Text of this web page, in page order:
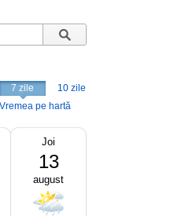
7 zile
10 zile
Vremea pe hartă
Joi
13
august